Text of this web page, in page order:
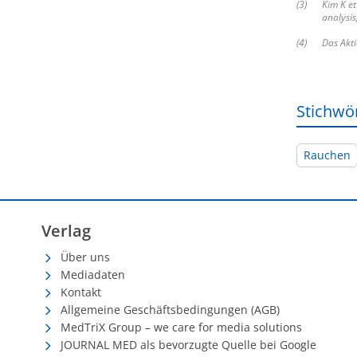
(3)
Kim K
(4) Das
Rauchen
Verlag
Über uns
Mediadaten
Kontakt
Allgemeine Geschäftsbedingungen (AGB)
MedTriX Group – we care for media solutions
JOURNAL MED als bevorzugte Quelle bei Google